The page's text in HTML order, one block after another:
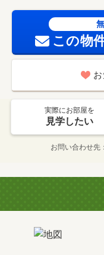
この物
実際にお部屋を
見学したい
お問い合わせ先